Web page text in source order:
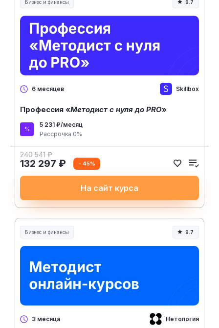
Бизнес и финансы 9.7
6 месяцев Skillbox
Профессия «Методист с нуля до PRO»
5 231 ₽/месяц
Рассрочка 0%
240 541 ₽
132 297 ₽ - 45%
На сайт курса
Бизнес и финансы 9.7
3 месяца Нетология